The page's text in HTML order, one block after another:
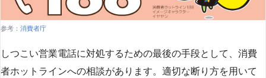
参考： 消費者庁
しつこい営業電話に対処するための最後の手段として、消費
者ホットラインへの相談があります。適切な断り方を用いて